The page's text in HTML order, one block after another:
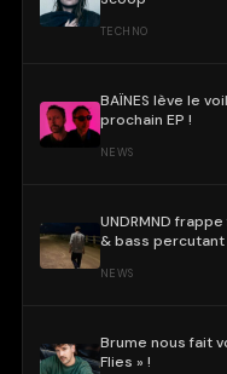
TECHNO
BAÏNES lève le
prochain EP !
NEWS
UNDRMND
& bass
NEWS
Brume nous fait
Flies » !